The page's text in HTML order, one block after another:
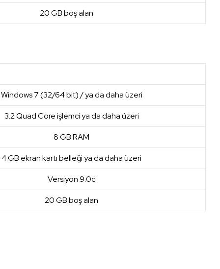
20 GB boş alan
Windows 7 (32/64 bit) / ya da daha üzeri
3.2 Quad Core işlemci ya da daha üzeri
8 GB RAM
4 GB ekran kartı belleği ya da daha üzeri
Versiyon 9.0c
20 GB boş alan